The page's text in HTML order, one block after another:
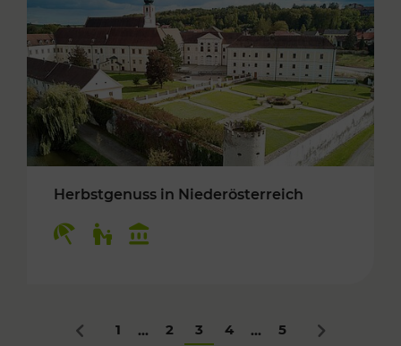
Herbstgenuss in Niederösterreich
Zurück
1 ... 2 3 4 ... 5 Nächstes